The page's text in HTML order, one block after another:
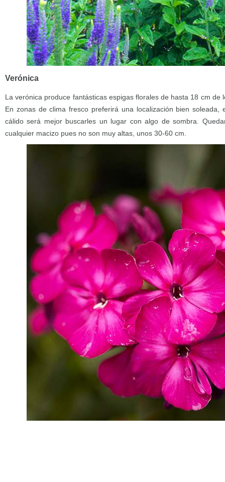
Verónica
La verónica produce fantásticas espigas florales de hasta 18 cm de
En zonas de clima fresco preferirá una localización bien soleada,
cálido será mejor buscarles un lugar con algo de sombra.
cualquier macizo pues no son muy altas, unos 30-60 cm.